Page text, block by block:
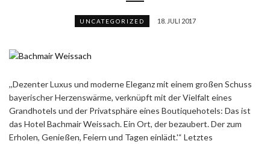
UNCATEGORIZED 18. JULI 2017
,,Dezenter Luxus und moderne Eleganz mit einem großen Schuss
bayerischer Herzenswärme, verknüpft mit der Vielfalt eines
Grandhotels und der Privatsphäre eines Boutiquehotels: Das ist
das Hotel Bachmair Weissach. Ein Ort, der bezaubert. Der zum
Erholen, Genießen, Feiern und Tagen einlädt.'“ Letztes